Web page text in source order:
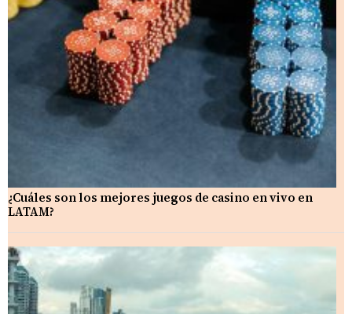
¿Cuáles son los mejores juegos de casino en vivo en
LATAM?